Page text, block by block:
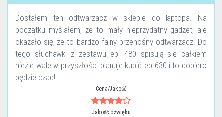
Dostałem ten odtwarzacz w sklepie do laptopa. Na
początku myślałem, że to mały nieprzydatny gadżet, ale
okazało się, że to bardzo fajny przenośny odtwarzacz. Do
tego słuchawki z zestawu ep -480 spisują się całkiem
nieźle wale w przyszłości planuje kupić ep 630 i to dopiero
będzie czad!
Cena/Jakość
Jakość dźwięku